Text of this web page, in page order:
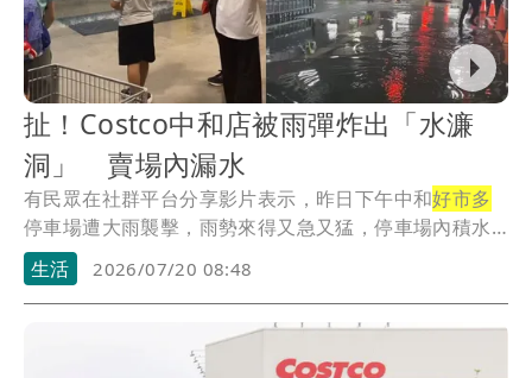
扯！Costco中和店被雨彈炸出「水濂
洞」 賣場內漏水
有民眾在社群平台分享影片表示，昨日下午中和好市多
停車場遭大雨襲擊，雨勢來得又急又猛，停車場內積水
明顯...
生活 2026/07/20 08:48